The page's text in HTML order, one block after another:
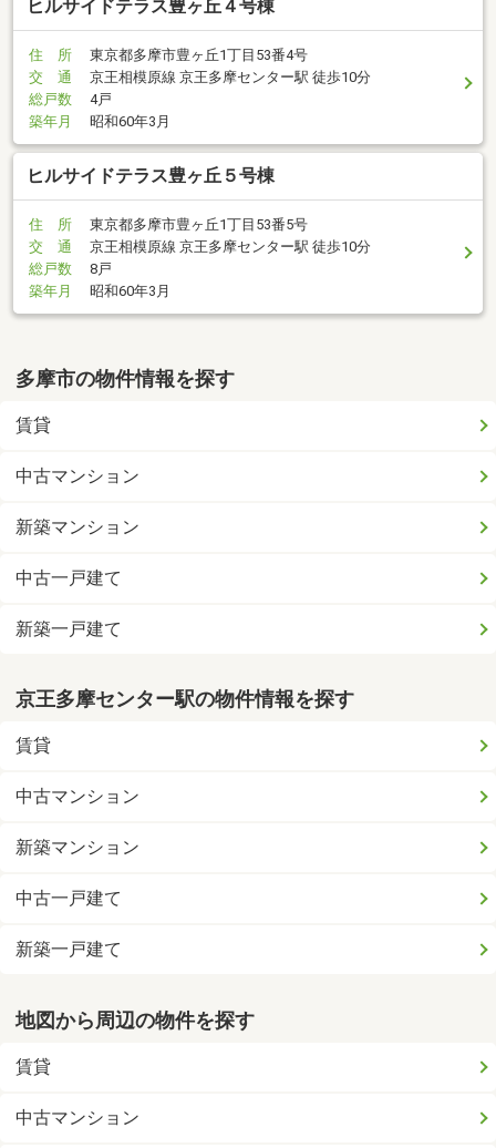
ヒルサイドテラス豊ヶ丘４号棟
住 所
東京都多摩市豊ヶ丘1丁目53番4号
交 通
京王相模原線 京王多摩センター駅 徒歩10分
総戸数
4戸
築年月
昭和60年3月
ヒルサイドテラス豊ヶ丘５号棟
住 所
東京都多摩市豊ヶ丘1丁目53番5号
交 通
京王相模原線 京王多摩センター駅 徒歩10分
総戸数
8戸
築年月
昭和60年3月
多摩市の物件情報を探す
賃貸
中古マンション
新築マンション
中古一戸建て
新築一戸建て
京王多摩センター駅の物件情報を探す
賃貸
中古マンション
新築マンション
中古一戸建て
新築一戸建て
地図から周辺の物件を探す
賃貸
中古マンション